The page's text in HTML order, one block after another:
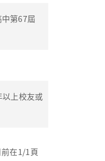
第67屆
上校友或
在1/1頁